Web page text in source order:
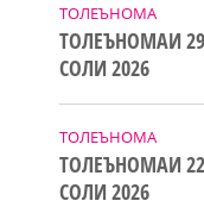
ТОЛЕЪНОМА
ТОЛЕЪНОМАИ
СОЛИ 2026
ТОЛЕЪНОМА
ТОЛЕЪНОМАИ
СОЛИ 2026